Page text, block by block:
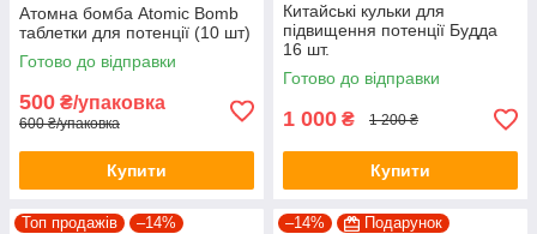
Атомна бомба Atomic Bomb
таблетки для потенції (10 шт)
Готово до відправки
500 ₴/упаковка
600 ₴/упаковка
Купити
Китайські кульки для
підвищення потенції Будда
16 шт.
Готово до відправки
1 000 ₴ 1 200 ₴
Купити
Топ продажів
–14%
–14% Подарунок